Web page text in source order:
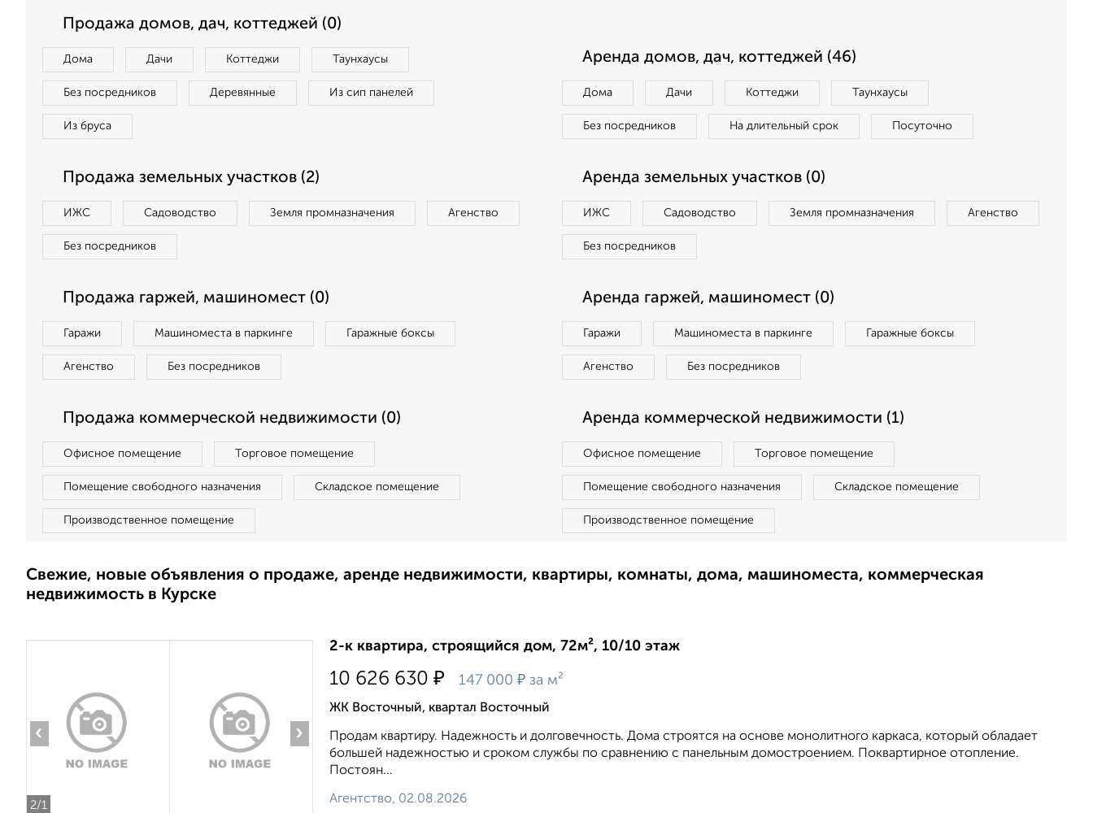
Продажа домов, дач, коттеджей (0)
Дома Дачи Коттеджи Таунхаусы
Без посредников Деревянные Из сип панелей
Из бруса
Аренда домов, дач, коттеджей (46)
Дома Дачи Коттеджи Таунхаусы
Без посредников На длительный срок Посуточно
Продажа земельных участков (2)
ИЖС Садоводство Земля промназначения Агенство
Без посредников
Аренда земельных участков (0)
ИЖС Садоводство Земля промназначения Агенство
Без посредников
Продажа гаржей, машиномест (0)
Гаражи Машиноместа в паркинге Гаражные боксы
Агенство Без посредников
Аренда гаржей, машиномест (0)
Гаражи Машиноместа в паркинге Гаражные боксы
Агенство Без посредников
Продажа коммерческой недвижимости (0)
Офисное помещение Торговое помещение
Помещение свободного назначения Складское помещение
Производственное помещение
Аренда коммерческой недвижимости (1)
Офисное помещение Торговое помещение
Помещение свободного назначения Складское помещение
Производственное помещение
Свежие, новые объявления о продаже, аренде недвижимости, квартиры, комнаты, дома, машиноместа, коммерческая
недвижимость в Курске
2/1
‹ ›
2-к квартира, строящийся дом, 72м², 10/10 этаж
10 626 630 ₽ 147 000 ₽ за м²
ЖК Восточный, квартал Восточный
Продам квартиру. Надежность и долговечность. Дома строятся на основе монолитного каркаса, который обладает
большей надежностью и сроком службы по сравнению с панельным домостроением. Поквартирное отопление.
Постоян...
Агентство, 02.08.2026